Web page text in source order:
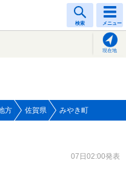
検索 メニュー
現在地
方 佐賀県 みやき町
07日02:00発表